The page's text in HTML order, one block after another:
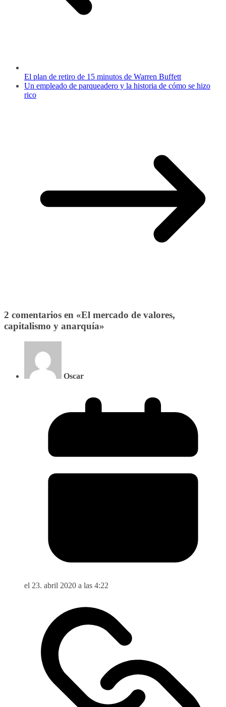
El plan de retiro de 15 minutos de Warren Buffett
Un empleado de parqueadero y la historia de cómo se hizo
rico
2 comentarios en «El mercado de valores,
capitalismo y anarquía»
Oscar
el 23. abril 2020 a las 4:22